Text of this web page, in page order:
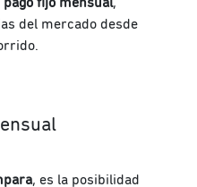
del mercado desde
, es la posibilidad